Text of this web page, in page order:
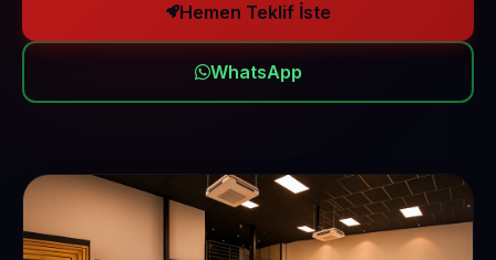
Hemen Teklif İste
WhatsApp